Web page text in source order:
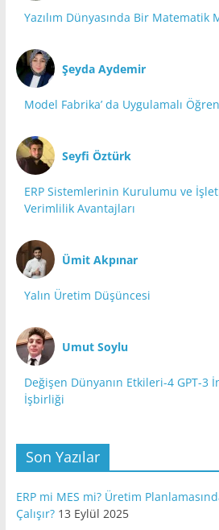
Yazılım Dünyasında Bir Matematik
Şeyda Aydemir
Model Fabrika’ da Uygulamalı
Seyfi Öztürk
ERP Sistemlerinin Kurulumu ve
Verimlilik Avantajları
Ümit Akpınar
Yalın Üretim Düşüncesi
Umut Soylu
Değişen Dünyanın Etkileri-4 GPT-3
İşbirliği
Son Yazılar
ERP mi MES mi? Üretim
Çalışır? 13 Eylül 2025